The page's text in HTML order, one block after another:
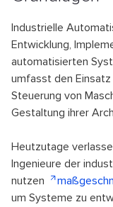
Industrielle
Entwicklung,
automatisierten
umfasst den
Steuerung von
Gestaltung ihrer
Heutzutage
Ingenieure der
nutzen
um Systeme zu